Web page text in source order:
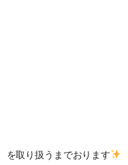
を取り扱うまでおります